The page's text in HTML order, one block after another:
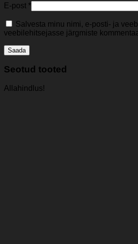
E-post *
Salvesta minu nimi, e-posti- ja
veebilehitsejasse järgmiste
Seotud tooted
Allahindlus!